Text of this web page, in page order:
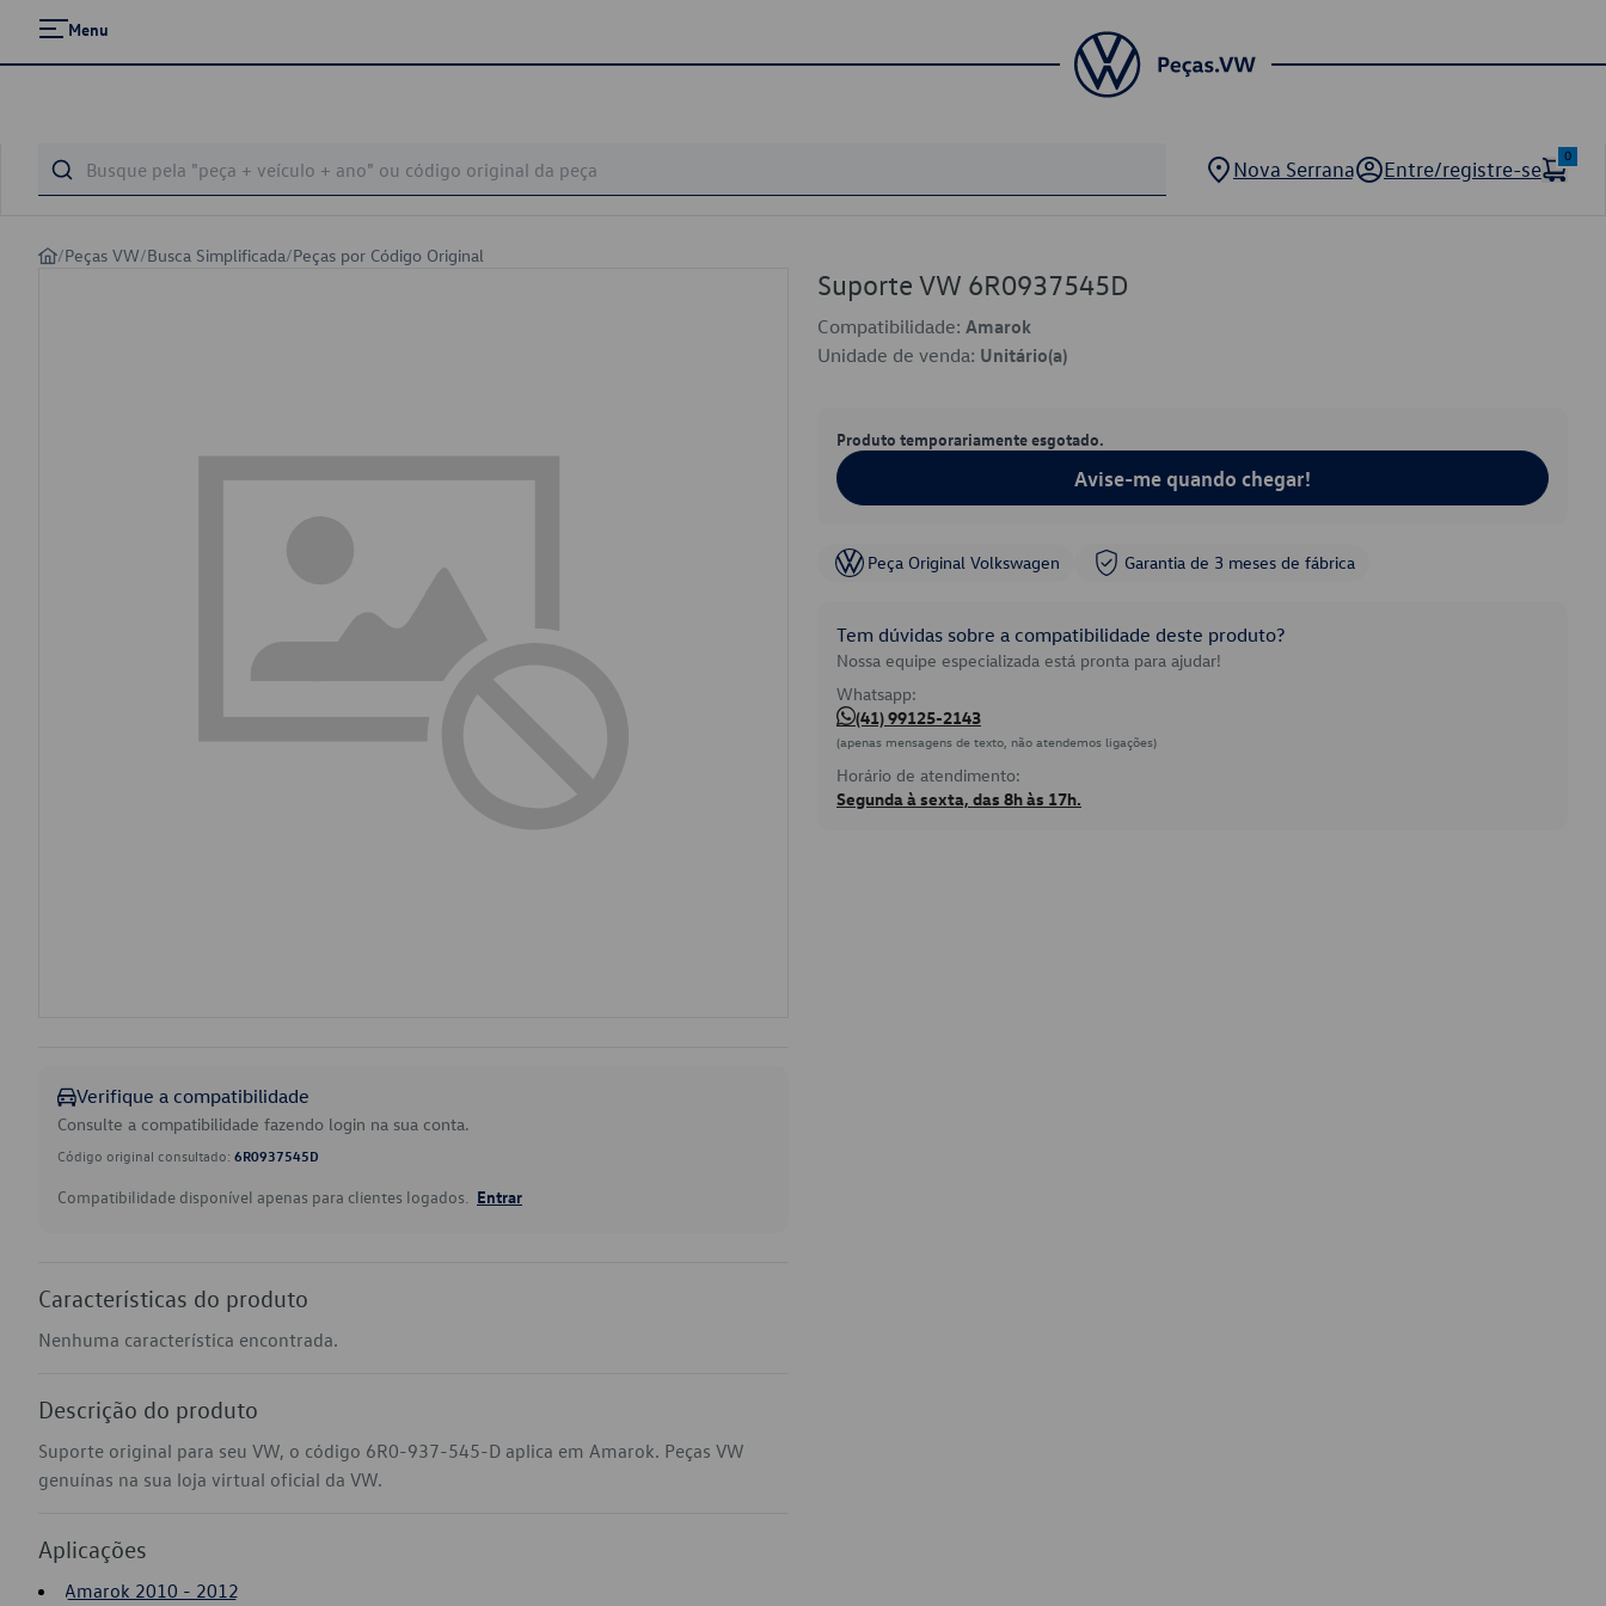
Menu
Nova Serrana Entre/registre-se
0
/Peças VW/Busca Simplificada/Peças por Código Original
Verifique a compatibilidade
Consulte a compatibilidade fazendo login na sua conta.
Código original consultado: 6R0937545D
Compatibilidade disponível apenas para clientes logados. Entrar
Características do produto
Nenhuma característica encontrada.
Descrição do produto
Suporte original para seu VW, o código 6R0-937-545-D aplica em Amarok. Peças VW
genuínas na sua loja virtual oficial da VW.
Aplicações
Amarok 2010 - 2012
Suporte VW 6R0937545D
Compatibilidade: Amarok
Unidade de venda: Unitário(a)
Produto temporariamente esgotado.
Avise-me quando chegar!
Peça Original Volkswagen Garantia de 3 meses de fábrica
Tem dúvidas sobre a compatibilidade deste produto?
Nossa equipe especializada está pronta para ajudar!
Whatsapp:
(41) 99125-2143
(apenas mensagens de texto, não atendemos ligações)
Horário de atendimento:
Segunda à sexta, das 8h às 17h.